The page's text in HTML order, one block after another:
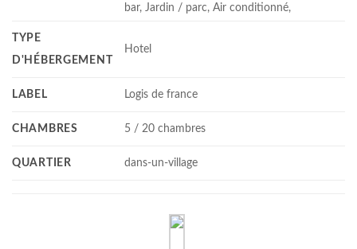
bar, Jardin / parc, Air conditionné,
TYPE
D'HÉBERGEMENT
Hotel
LABEL Logis de france
CHAMBRES 5 / 20 chambres
QUARTIER dans-un-village